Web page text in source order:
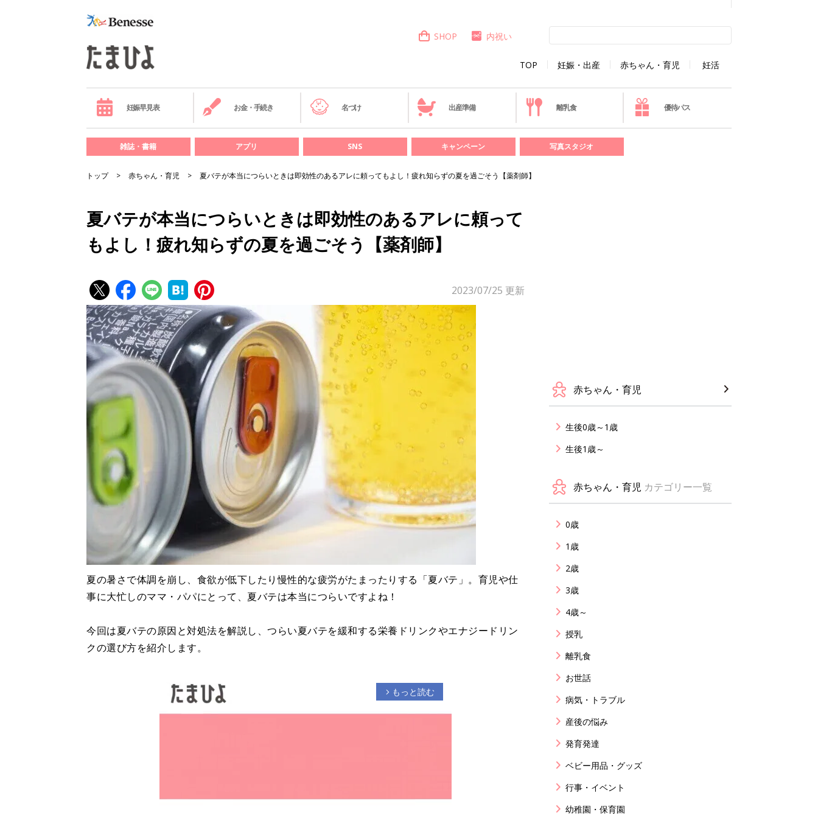
TOP 妊娠・出産 赤ちゃん・育児 妊活
SHOP 内祝い
妊娠早見表 お金・手続き 名づけ 出産準備 離乳食 優待パス
雑誌・書籍 アプリ SNS キャンペーン 写真スタジオ
トップ 赤ちゃん・育児 夏バテが本当につらいときは即効性のあるアレに頼ってもよし！疲れ知らずの夏を過ごそう【薬剤師】
夏バテが本当につらいときは即効性のあるアレに頼って
もよし！疲れ知らずの夏を過ごそう【薬剤師】
2023/07/25 更新
夏の暑さで体調を崩し、食欲が低下したり慢性的な疲労がたまったりする「夏バテ」。育児や仕
事に大忙しのママ・パパにとって、夏バテは本当につらいですよね！
今回は夏バテの原因と対処法を解説し、つらい夏バテを緩和する栄養ドリンクやエナジードリン
クの選び方を紹介します。
arrow_forward_ios もっと読む
赤ちゃん・育児
生後0歳～1歳
生後1歳～
赤ちゃん・育児 カテゴリー一覧
0歳
1歳
2歳
3歳
4歳～
授乳
離乳食
お世話
病気・トラブル
産後の悩み
発育発達
ベビー用品・グッズ
行事・イベント
幼稚園・保育園